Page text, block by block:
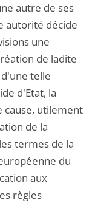
autre de ses
autorité décide
une
de ladite
telle
d'Etat, la
cause, utilement
de la
termes de la
du
aux
règles